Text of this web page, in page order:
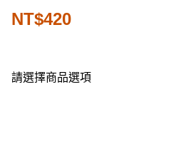
NT$420
請選擇商品選項